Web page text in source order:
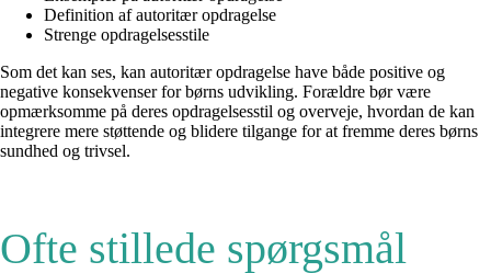
Definition af autoritær opdragelse
Strenge opdragelsesstile
Som det kan ses, kan autoritær opdragelse have både positive og
negative konsekvenser for børns udvikling. Forældre bør være
opmærksomme på deres opdragelsesstil og overveje, hvordan de kan
integrere mere støttende og blidere tilgange for at fremme deres børns
sundhed og trivsel.
Ofte stillede spørgsmål